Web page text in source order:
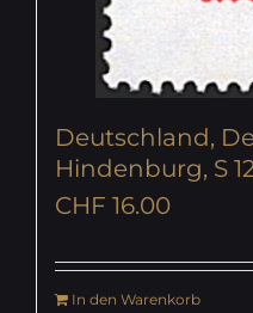
Deutschland,
Hindenburg, S
CHF 16.00
In den Warenkorb